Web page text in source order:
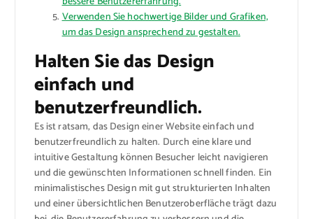
Verwenden Sie hochwertige Bilder und Grafiken,
um das Design ansprechend zu gestalten.
Halten Sie das Design
einfach und
benutzerfreundlich.
Es ist ratsam, das Design einer Website einfach und
benutzerfreundlich zu halten. Durch eine klare und
intuitive Gestaltung können Besucher leicht navigieren
und die gewünschten Informationen schnell finden. Ein
minimalistisches Design mit gut strukturierten Inhalten
und einer übersichtlichen Benutzeroberfläche trägt dazu